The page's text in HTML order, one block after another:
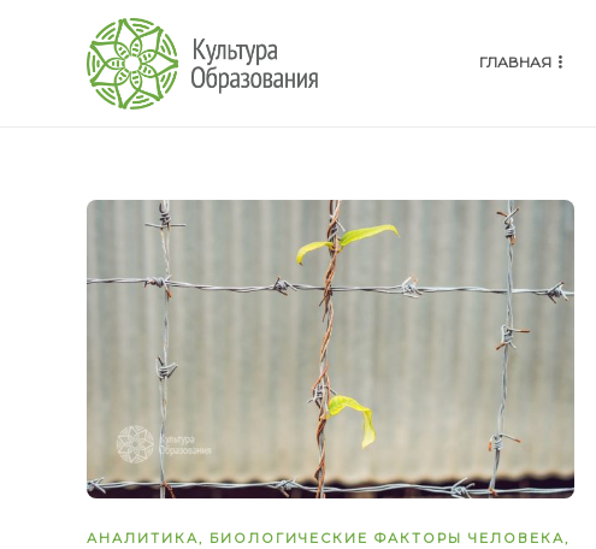
ГЛАВНАЯ
АНАЛИТИКА, БИОЛОГИЧЕСКИЕ ФАКТОРЫ ЧЕЛОВЕКА,